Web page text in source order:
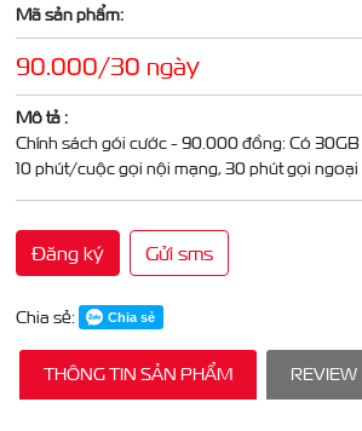
Mã sản phẩm:
90.000/30 ngày
Mô tả :
Chính sách gói cước - 90.000 đồng: Có
10 phút/cuộc gọi nội mạng, 30 phút gọi ngoại
Đăng ký Gửi sms
Chia sẻ: Chia sẻ
THÔNG TIN SẢN PHẨM REVIEW